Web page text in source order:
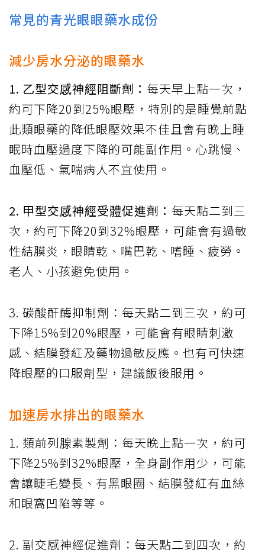
常見的青光眼眼藥水成份
減少房水分泌的眼藥水
1. 乙型交感神經阻斷劑： 每天早上點一次，
約可下降20到25%眼壓，特別的是睡覺前點
此類眼藥的降低眼壓效果不佳且會有晚上睡
眠時血壓過度下降的可能副作用。心跳慢、
血壓低、氣喘病人不宜使用。
2. 甲型交感神經受體促進劑： 每天點二到三
次，約可下降20到32%眼壓，可能會有過敏
性結膜炎，眼睛乾、嘴巴乾、嗜睡、疲勞。
老人、小孩避免使用。
3. 碳酸酐酶抑制劑：每天點二到三次，約可
下降15%到20%眼壓，可能會有眼睛刺激
感、結膜發紅及藥物過敏反應。也有可快速
降眼壓的口服劑型，建議飯後服用。
加速房水排出的眼藥水
1. 類前列腺素製劑：每天晚上點一次，約可
下降25%到32%眼壓，全身副作用少，可能
會讓睫毛變長、有黑眼圈、結膜發紅有血絲
和眼窩凹陷等等。
2. 副交感神經促進劑：每天點二到四次，約